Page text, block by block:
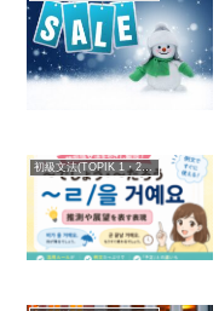
初級文法(TOPIK 1・2級)